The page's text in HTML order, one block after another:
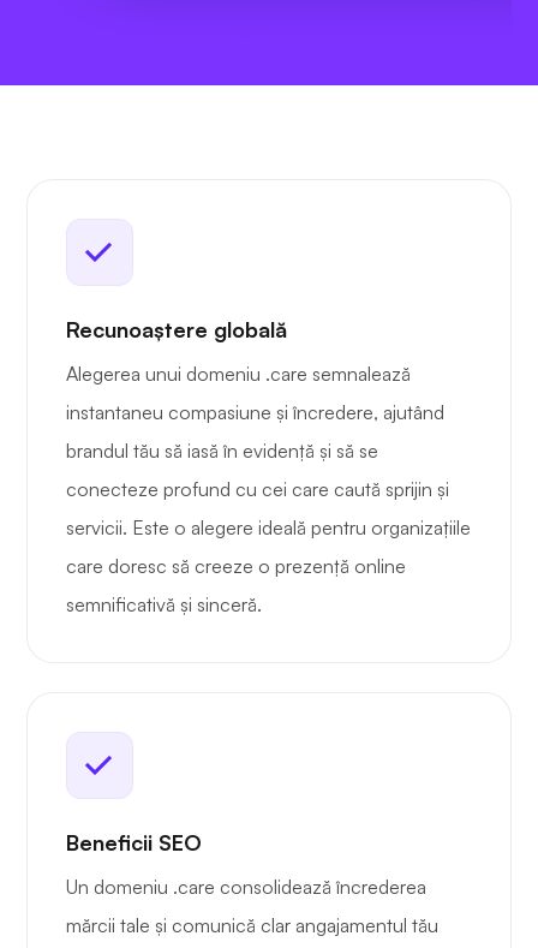
Recunoaștere globală
Alegerea unui domeniu .care semnalează
instantaneu compasiune și încredere, ajutând
brandul tău să iasă în evidență și să se
conecteze profund cu cei care caută sprijin și
servicii. Este o alegere ideală pentru organizațiile
care doresc să creeze o prezență online
semnificativă și sinceră.
Beneficii SEO
Un domeniu .care consolidează încrederea
mărcii tale și comunică clar angajamentul tău